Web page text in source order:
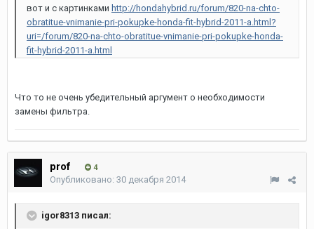
вот и с картинками http://hondahybrid.ru/forum/820-na-chto-
obratitue-vnimanie-pri-pokupke-honda-fit-hybrid-2011-a.html?
uri=/forum/820-na-chto-obratitue-vnimanie-pri-pokupke-honda-
fit-hybrid-2011-a.html
Что то не очень убедительный аргумент о необходимости
замены фильтра.
prof 4
Опубликовано: 30 декабря 2014
igor8313 писал: